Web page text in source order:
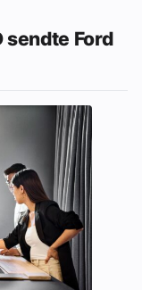
sendte Ford